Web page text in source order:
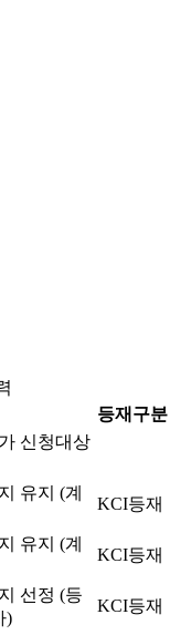
등재구분
신청대상
유지 (계
KCI등재
유지 (계
KCI등재
선정 (등
)
KCI등재